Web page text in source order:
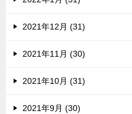
2021年12月 (31)
2021年11月 (30)
2021年10月 (31)
2021年9月 (30)